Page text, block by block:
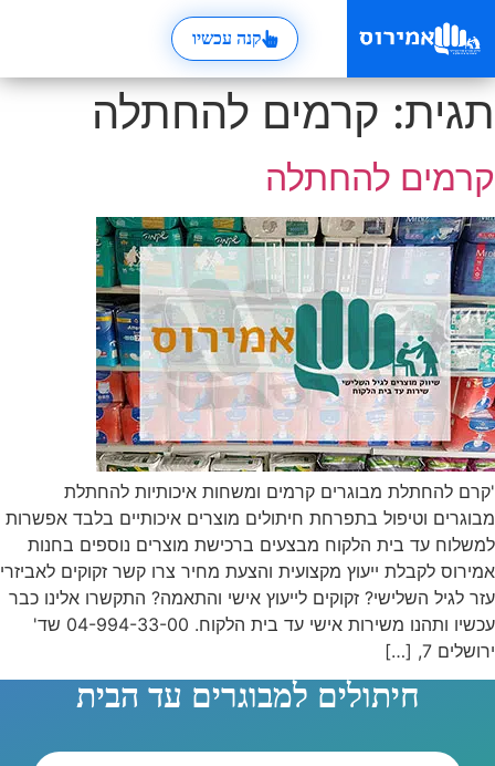
קנה עכשיו
תגית: קרמים להחתלה
קרמים להחתלה
'קרם להחתלת מבוגרים קרמים ומשחות איכותיות להחתלת
מבוגרים וטיפול בתפרחת חיתולים מוצרים איכותיים בלבד אפשרות
למשלוח עד בית הלקוח מבצעים ברכישת מוצרים נוספים בחנות
אמירוס לקבלת ייעוץ מקצועית והצעת מחיר צרו קשר זקוקים לאביזרי
עזר לגיל השלישי? זקוקים לייעוץ אישי והתאמה? התקשרו אלינו כבר
עכשיו ותהנו משירות אישי עד בית הלקוח. 04-994-33-00 שד'
ירושלים 7, […]
חיתולים למבוגרים עד הבית